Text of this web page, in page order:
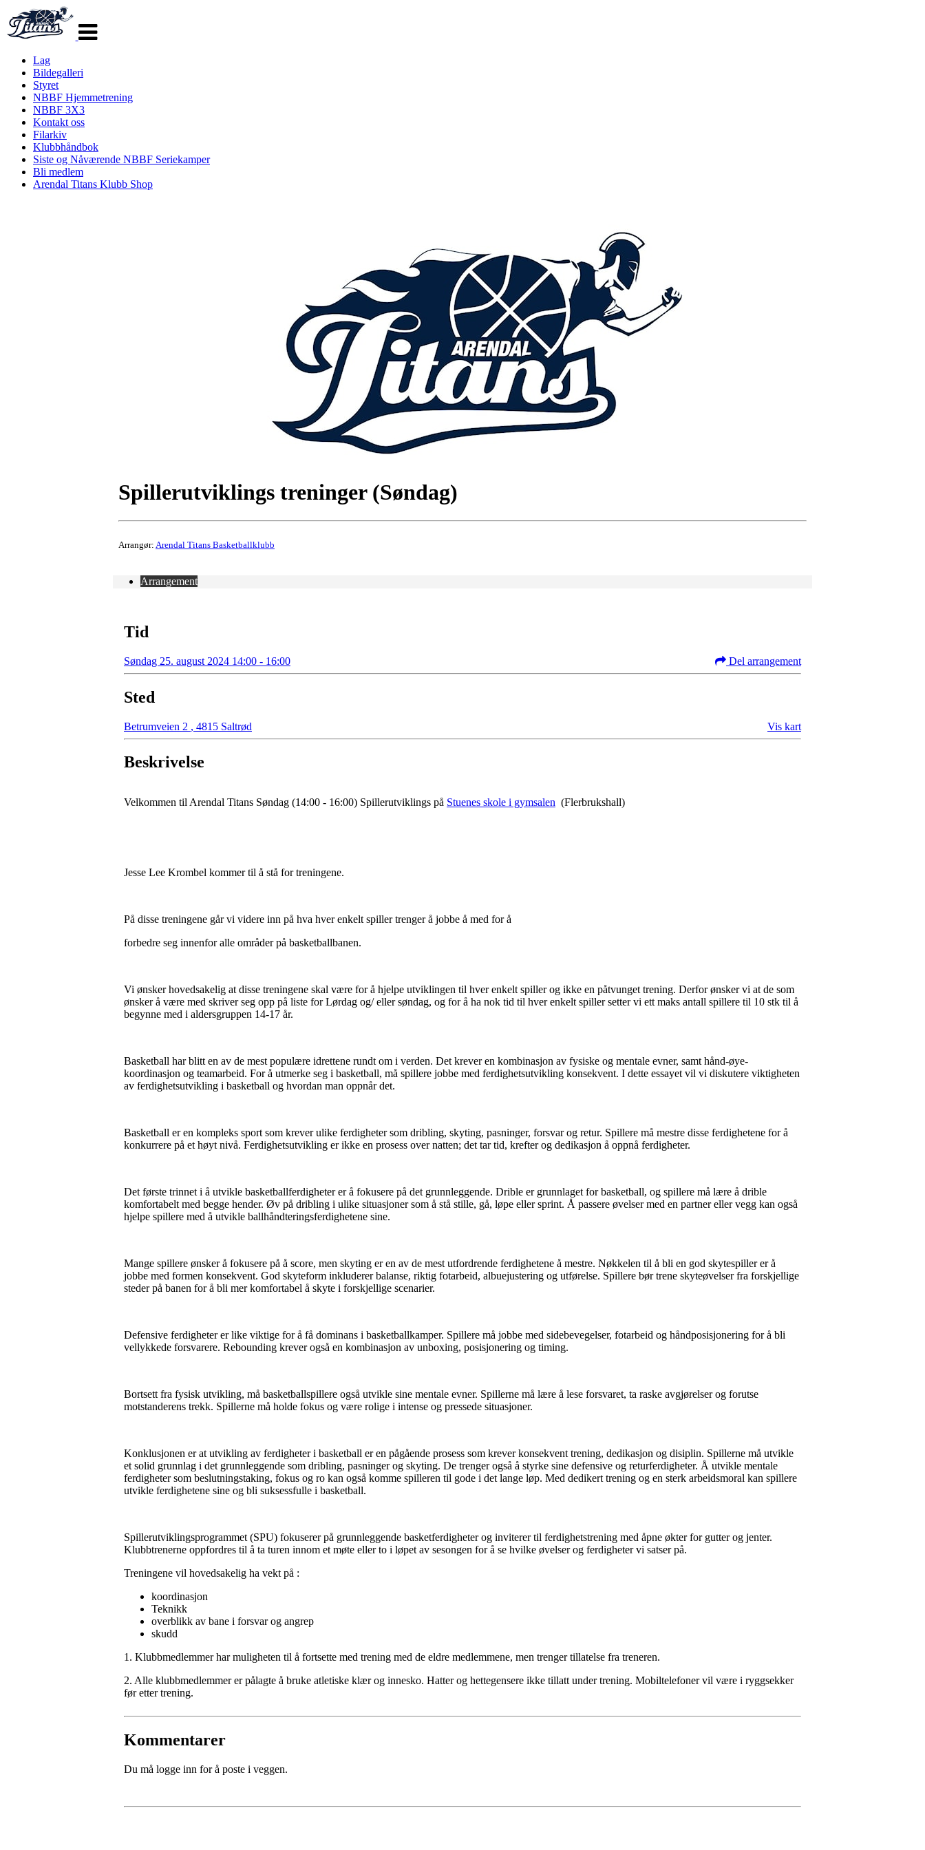
navigasjon
Lag
Bildegalleri
Styret
NBBF Hjemmetrening
NBBF 3X3
Kontakt oss
Filarkiv
Klubbhåndbok
Siste og Nåværende NBBF Seriekamper
Bli medlem
Arendal Titans Klubb Shop
Spillerutviklings treninger (Søndag)
Arrangør: Arendal Titans Basketballklubb
Arrangement
Tid
Søndag 25. august 2024 14:00 - 16:00 Del arrangement
Sted
Betrumveien 2 , 4815 Saltrød Vis kart
Beskrivelse
Velkommen til Arendal Titans Søndag (14:00 - 16:00) Spillerutviklings på Stuenes skole i gymsalen (Flerbrukshall)
Jesse Lee Krombel kommer til å stå for treningene.
På disse treningene går vi videre inn på hva hver enkelt spiller trenger å jobbe å med for å
forbedre seg innenfor alle områder på basketballbanen.
Vi ønsker hovedsakelig at disse treningene skal være for å hjelpe utviklingen til hver enkelt spiller og ikke en påtvunget trening. Derfor ønsker vi at de som
ønsker å være med skriver seg opp på liste for Lørdag og/ eller søndag, og for å ha nok tid til hver enkelt spiller setter vi ett maks antall spillere til 10 stk til å
begynne med i aldersgruppen 14-17 år.
Basketball har blitt en av de mest populære idrettene rundt om i verden. Det krever en kombinasjon av fysiske og mentale evner, samt hånd-øye-
koordinasjon og teamarbeid. For å utmerke seg i basketball, må spillere jobbe med ferdighetsutvikling konsekvent. I dette essayet vil vi diskutere viktigheten
av ferdighetsutvikling i basketball og hvordan man oppnår det.
Basketball er en kompleks sport som krever ulike ferdigheter som dribling, skyting, pasninger, forsvar og retur. Spillere må mestre disse ferdighetene for å
konkurrere på et høyt nivå. Ferdighetsutvikling er ikke en prosess over natten; det tar tid, krefter og dedikasjon å oppnå ferdigheter.
Det første trinnet i å utvikle basketballferdigheter er å fokusere på det grunnleggende. Drible er grunnlaget for basketball, og spillere må lære å drible
komfortabelt med begge hender. Øv på dribling i ulike situasjoner som å stå stille, gå, løpe eller sprint. Å passere øvelser med en partner eller vegg kan også
hjelpe spillere med å utvikle ballhåndteringsferdighetene sine.
Mange spillere ønsker å fokusere på å score, men skyting er en av de mest utfordrende ferdighetene å mestre. Nøkkelen til å bli en god skytespiller er å
jobbe med formen konsekvent. God skyteform inkluderer balanse, riktig fotarbeid, albuejustering og utførelse. Spillere bør trene skyteøvelser fra forskjellige
steder på banen for å bli mer komfortabel å skyte i forskjellige scenarier.
Defensive ferdigheter er like viktige for å få dominans i basketballkamper. Spillere må jobbe med sidebevegelser, fotarbeid og håndposisjonering for å bli
vellykkede forsvarere. Rebounding krever også en kombinasjon av unboxing, posisjonering og timing.
Bortsett fra fysisk utvikling, må basketballspillere også utvikle sine mentale evner. Spillerne må lære å lese forsvaret, ta raske avgjørelser og forutse
motstanderens trekk. Spillerne må holde fokus og være rolige i intense og pressede situasjoner.
Konklusjonen er at utvikling av ferdigheter i basketball er en pågående prosess som krever konsekvent trening, dedikasjon og disiplin. Spillerne må utvikle
et solid grunnlag i det grunnleggende som dribling, pasninger og skyting. De trenger også å styrke sine defensive og returferdigheter. Å utvikle mentale
ferdigheter som beslutningstaking, fokus og ro kan også komme spilleren til gode i det lange løp. Med dedikert trening og en sterk arbeidsmoral kan spillere
utvikle ferdighetene sine og bli suksessfulle i basketball.
Spillerutviklingsprogrammet (SPU) fokuserer på grunnleggende basketferdigheter og inviterer til ferdighetstrening med åpne økter for gutter og jenter.
Klubbtrenerne oppfordres til å ta turen innom et møte eller to i løpet av sesongen for å se hvilke øvelser og ferdigheter vi satser på.
Treningene vil hovedsakelig ha vekt på :
koordinasjon
Teknikk
overblikk av bane i forsvar og angrep
skudd
1. Klubbmedlemmer har muligheten til å fortsette med trening med de eldre medlemmene, men trenger tillatelse fra treneren.
2. Alle klubbmedlemmer er pålagte å bruke atletiske klær og innesko. Hatter og hettegensere ikke tillatt under trening. Mobiltelefoner vil være i ryggsekker
før etter trening.
Kommentarer
Du må logge inn for å poste i veggen.